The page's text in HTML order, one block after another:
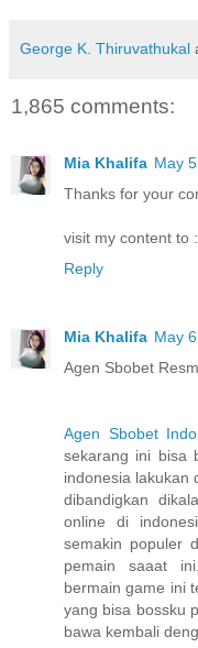
George K. Thiruvathukal
1,865 comments:
Mia Khalifa May
Thanks for your
visit my content to :
Reply
Mia Khalifa May
Agen Sbobet
Agen Sbobet
sekarang ini bisa
indonesia lakukan
dibandigkan
online di
semakin populer
pemain saaat
bermain game ini
yang bisa bossku
bawa kembali